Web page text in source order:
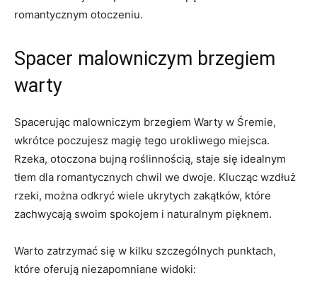
romantycznym otoczeniu.
Spacer malowniczym brzegiem
warty
Spacerując malowniczym brzegiem Warty w Śremie,
wkrótce poczujesz ⁣magię tego urokliwego miejsca.
Rzeka, otoczona bujną roślinnością, staje się⁢ idealnym
tłem dla romantycznych chwil we dwoje. Klucząc wzdłuż
rzeki,⁣ można odkryć wiele ukrytych zakątków,​ które
zachwycają swoim spokojem i naturalnym pięknem.
Warto zatrzymać się w kilku szczególnych punktach,
które oferują ‍niezapomniane widoki: